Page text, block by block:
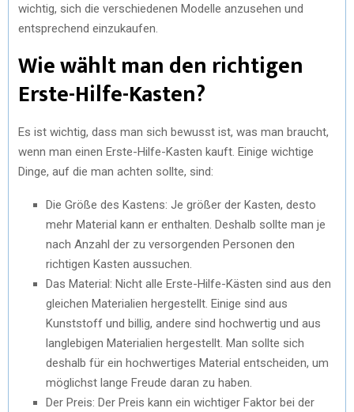
wichtig, sich die verschiedenen Modelle anzusehen und
entsprechend einzukaufen.
Wie wählt man den richtigen
Erste-Hilfe-Kasten?
Es ist wichtig, dass man sich bewusst ist, was man braucht,
wenn man einen Erste-Hilfe-Kasten kauft. Einige wichtige
Dinge, auf die man achten sollte, sind:
Die Größe des Kastens: Je größer der Kasten, desto
mehr Material kann er enthalten. Deshalb sollte man je
nach Anzahl der zu versorgenden Personen den
richtigen Kasten aussuchen.
Das Material: Nicht alle Erste-Hilfe-Kästen sind aus den
gleichen Materialien hergestellt. Einige sind aus
Kunststoff und billig, andere sind hochwertig und aus
langlebigen Materialien hergestellt. Man sollte sich
deshalb für ein hochwertiges Material entscheiden, um
möglichst lange Freude daran zu haben.
Der Preis: Der Preis kann ein wichtiger Faktor bei der